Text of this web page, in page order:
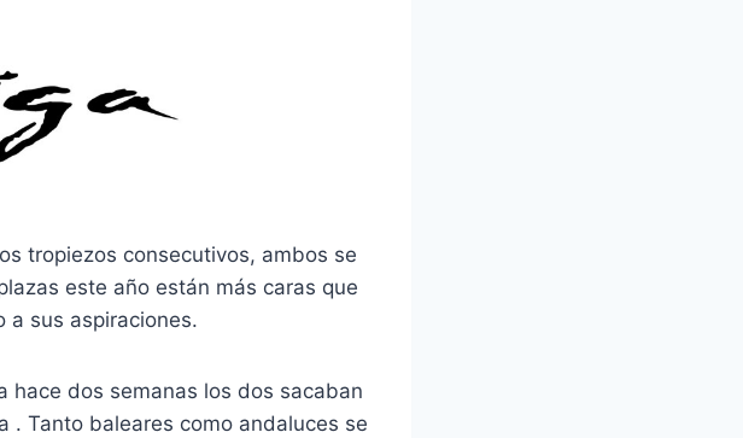
tropiezos consecutivos, ambos se
este año están más caras que
a sus aspiraciones.
hace dos semanas los dos sacaban
. Tanto baleares como andaluces se